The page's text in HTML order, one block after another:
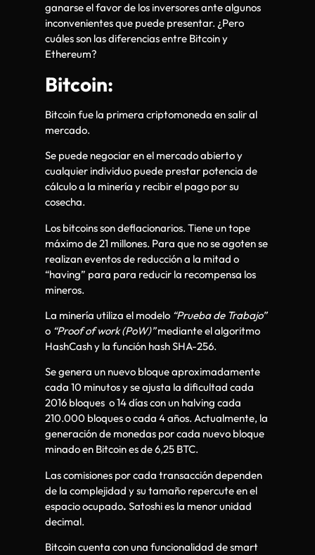
ganarse el favor de los inversores ante algunos
inconvenientes que puede presentar. ¿Pero
cuáles son las diferencias entre Bitcoin y
Ethereum?
Bitcoin:
Bitcoin fue la primera criptomoneda en salir al
mercado.
Se puede negociar en el mercado abierto y
cualquier individuo puede prestar potencia de
cálculo a la minería y recibir el pago por su
cosecha.
Los bitcoins son deflacionarios. Tiene un tope
máximo de 21 millones. Para que no se agoten se
realizan eventos de reducción a la mitad o
“having” para para reducir la recompensa los
mineros.
La minería utiliza el modelo “Prueba de Trabajo”
o “Proof of work (PoW)”mediante el algoritmo
HashCash y la función hash SHA-256.
Se genera un nuevo bloque aproximadamente
cada 10 minutos y se ajusta la dificultad cada
2016 bloques o 14 días con un halving cada
210.000 bloques o cada 4 años. Actualmente, la
generación de monedas por cada nuevo bloque
minado en Bitcoin es de 6,25 BTC.
Las comisiones por cada transacción dependen
de la complejidad y su tamaño repercute en el
espacio ocupado. Satoshi es la menor unidad
decimal.
Bitcoin cuenta con una funcionalidad de smart